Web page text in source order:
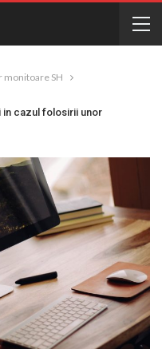
monitoare SH
in cazul folosirii unor